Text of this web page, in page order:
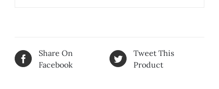
Share On
Facebook
Tweet This
Product